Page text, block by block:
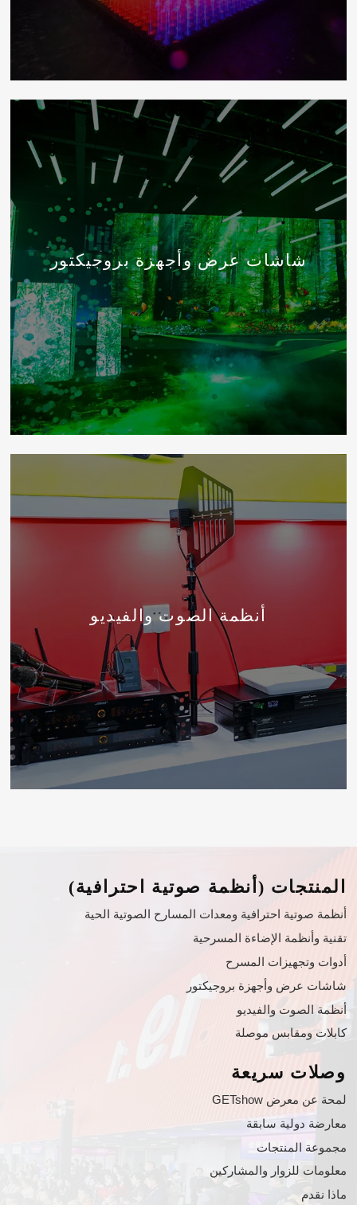
شاشات عرض وأجهزة بروجيكتور
أنظمة الصوت والفيديو
المنتجات (أنظمة صوتية احترافية)
أنظمة صوتية احترافية ومعدات المسارح الصوتية الحية
تقنية وأنظمة الإضاءة المسرحية
أدوات وتجهيزات المسرح
شاشات عرض وأجهزة بروجيكتور
أنظمة الصوت والفيديو
كابلات ومقابس موصلة
وصلات سريعة
لمحة عن معرض GETshow
معارضة دولية سابقة
مجموعة المنتجات
معلومات للزوار والمشاركين
ماذا نقدم